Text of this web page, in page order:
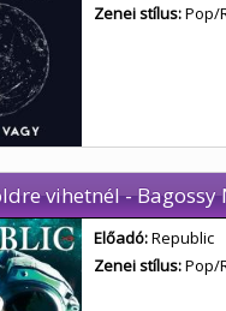
Zenei stílus:Pop/
vihetnél -
Előadó:Republic
Zenei stílus:Pop/